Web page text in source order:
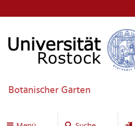
Botanischer Garten